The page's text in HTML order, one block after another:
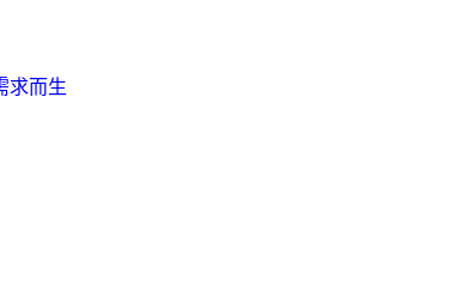
求而生